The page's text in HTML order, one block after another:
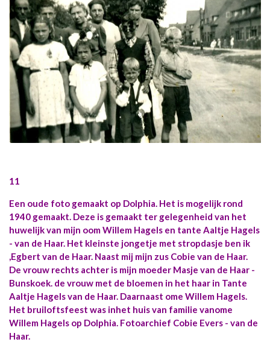
11
Een oude foto gemaakt op Dolphia. Het is mogelijk rond
1940 gemaakt. Deze is gemaakt ter gelegenheid van het
huwelijk van mijn oom Willem Hagels en tante Aaltje Hagels
- van de Haar. Het kleinste jongetje met stropdasje ben ik
,Egbert van de Haar. Naast mij mijn zus Cobie van de Haar.
De vrouw rechts achter is mijn moeder Masje van de Haar -
Bunskoek. de vrouw met de bloemen in het haar in Tante
Aaltje Hagels van de Haar. Daarnaast ome Willem Hagels.
Het bruiloftsfeest was inhet huis van familie vanome
Willem Hagels op Dolphia. Fotoarchief Cobie Evers - van de
Haar.